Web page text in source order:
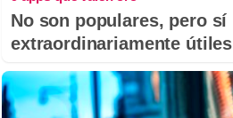
No son populares, pero sí
extraordinariamente útiles